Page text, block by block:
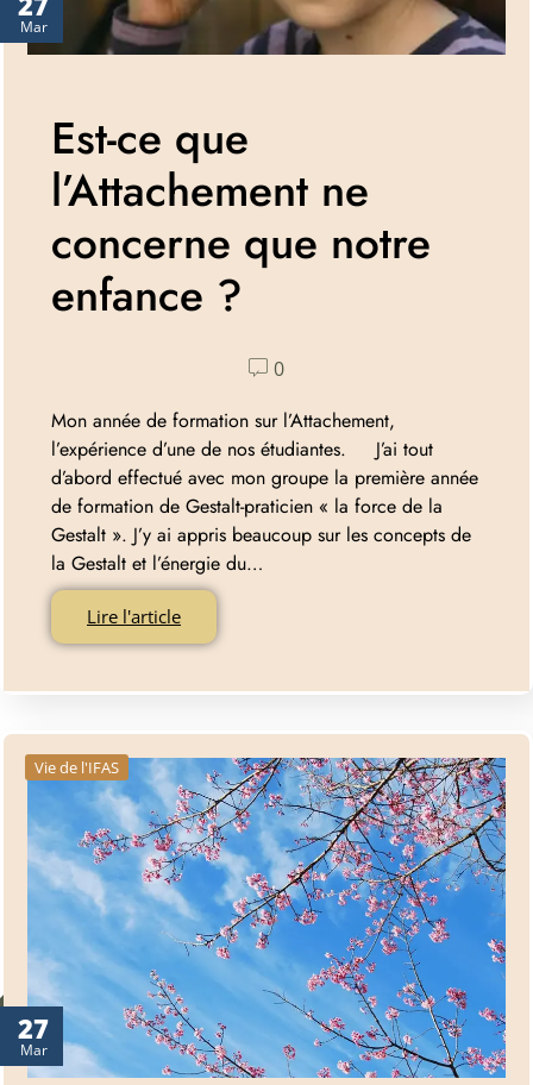
Mar
Est-ce que
l’Attachement ne
concerne que notre
enfance ?
0
Mon année de formation sur l’Attachement,
l’expérience d’une de nos étudiantes. J’ai tout
d’abord effectué avec mon groupe la première année
de formation de Gestalt-praticien « la force de la
Gestalt ». J’y ai appris beaucoup sur les concepts de
la Gestalt et l’énergie du…
Lire l'article
27
Mar
Vie de l'IFAS